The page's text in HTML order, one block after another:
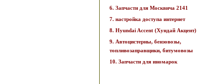
6. Запчасти для Москвича 2141
7. настройка доступа интернет
8. Hyundai Accent (Хундай Акцент)
9. Автоцистерны, бензовозы,
топливозаправщики, битумовозы
10. Запчасти для иномарок